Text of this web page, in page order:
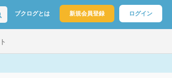
ブクログとは 新規会員登録 ログイン